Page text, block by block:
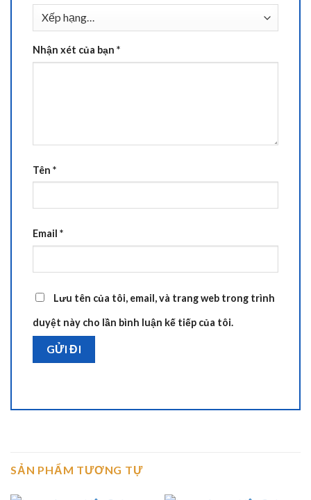
Nhận xét của bạn *
Tên *
Email *
Lưu tên của tôi, email, và trang web trong trình
duyệt này cho lần bình luận kế tiếp của tôi.
SẢN PHẨM TƯƠNG TỰ